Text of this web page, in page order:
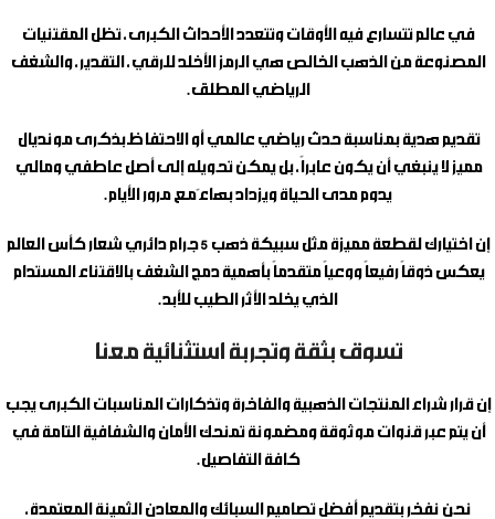
في عالم تتسارع فيه الأوقات وتتعدد الأحداث الكبرى، تظل المقتنيات
المصنوعة من الذهب الخالص هي الرمز الأخلد للرقي، التقدير، والشغف
الرياضي المطلق.
تقديم هدية بمناسبة حدث رياضي عالمي أو الاحتفاظ بذكرى مونديال
مميز لا ينبغي أن يكون عابراً، بل يمكن تحويله إلى أصل عاطفي ومالي
يدوم مدى الحياة ويزداد بهاءً مع مرور الأيام.
إن اختيارك لقطعة مميزة مثل سبيكة ذهب 5 جرام دائري شعار كأس العالم
يعكس ذوقاً رفيعاً ووعياً متقدماً بأهمية دمج الشغف بالاقتناء المستدام
الذي يخلد الأثر الطيب للأبد.
تسوق بثقة وتجربة استثنائية معنا
إن قرار شراء المنتجات الذهبية والفاخرة وتذكارات المناسبات الكبرى يجب
أن يتم عبر قنوات موثوقة ومضمونة تمنحك الأمان والشفافية التامة في
كافة التفاصيل.
نحن نفخر بتقديم أفضل تصاميم السبائك والمعادن الثمينة المعتمدة،